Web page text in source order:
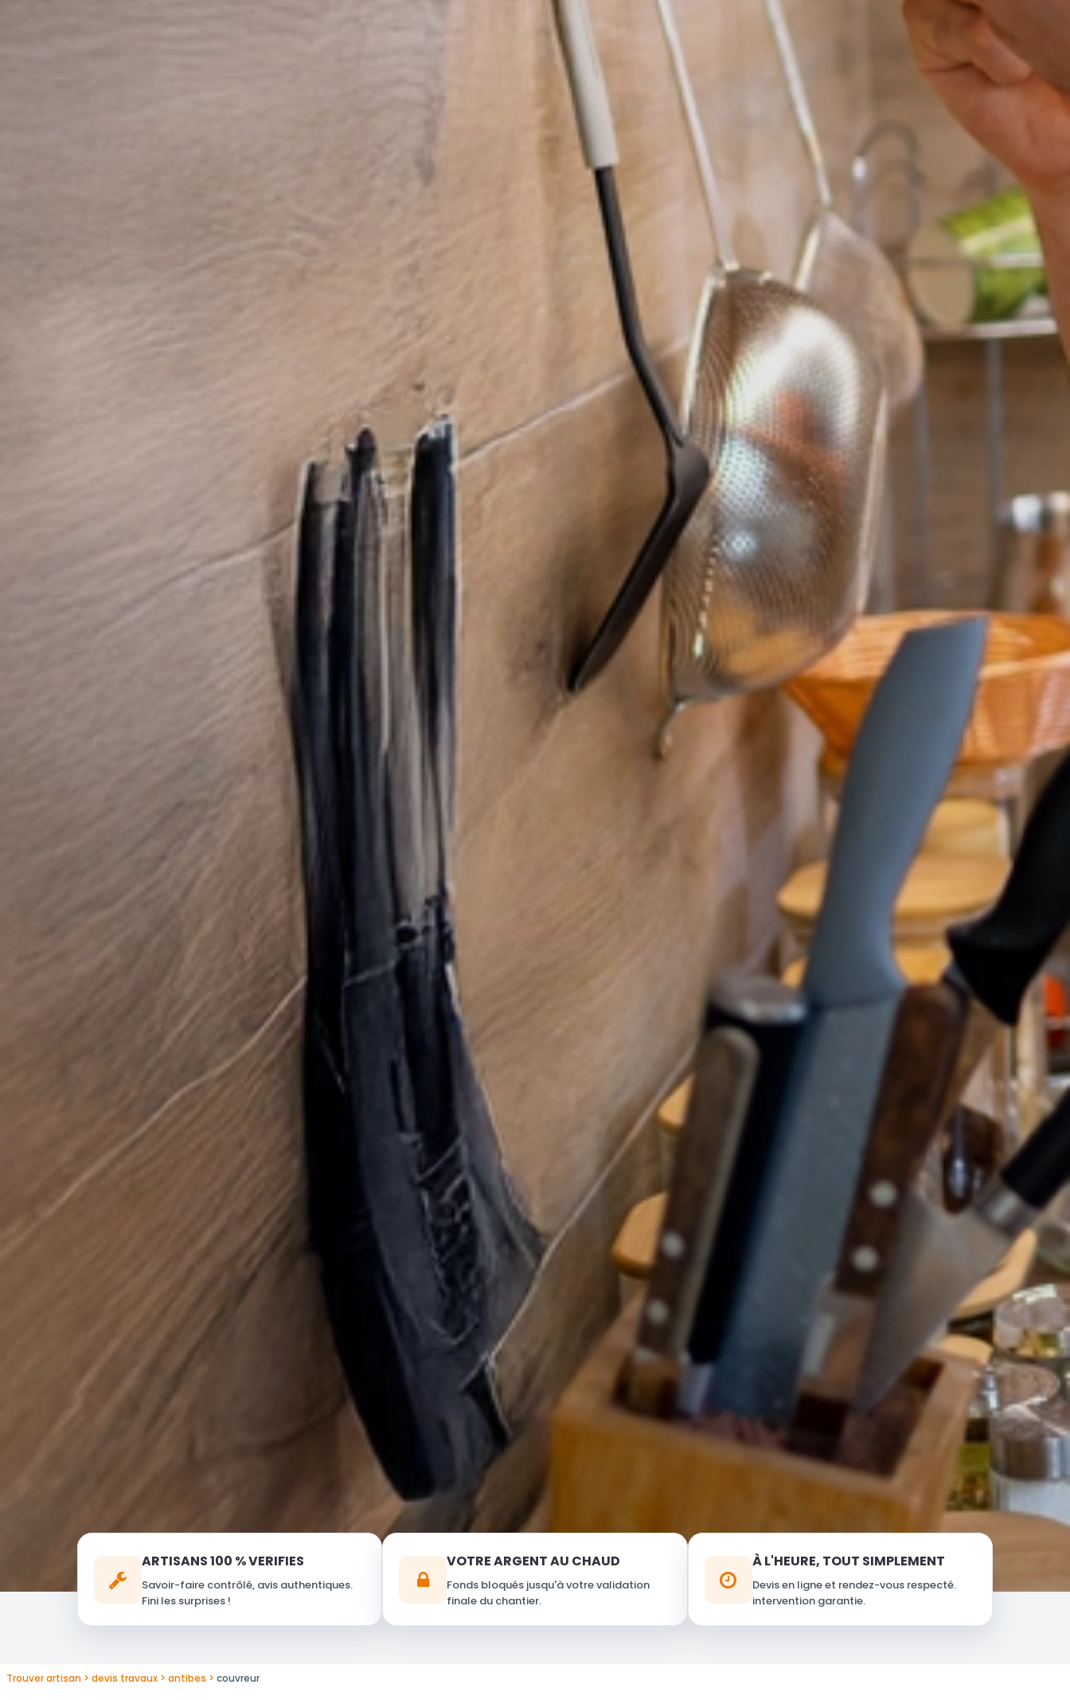
ARTISANS 100 % VERIFIES
Savoir-faire contrôlé, avis authentiques.
Fini les surprises !
VOTRE ARGENT AU CHAUD
Fonds bloqués jusqu'à votre validation
finale du chantier.
À L'HEURE, TOUT SIMPLEMENT
Devis en ligne et rendez-vous respecté.
intervention garantie.
Trouver artisan devis travaux antibes couvreur